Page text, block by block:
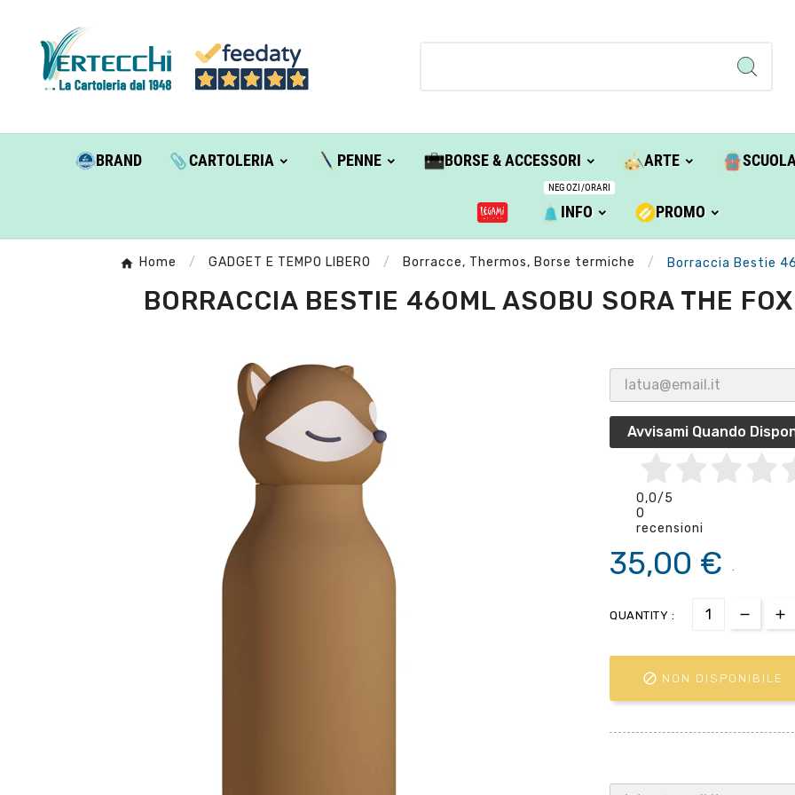
BRAND CARTOLERIA PENNE BORSE & ACCESSORI ARTE
INFO
NEGOZI/ORARI
PROMO
Home GADGET E TEMPO LIBERO Borracce, Thermos, Borse termiche Borraccia Bestie
BORRACCIA BESTIE 460ML ASOBU SORA THE
Avvisami Quando
0,0/5
0
recensioni
35,00 €
QUANTITY :
 NON DISPONIBILE